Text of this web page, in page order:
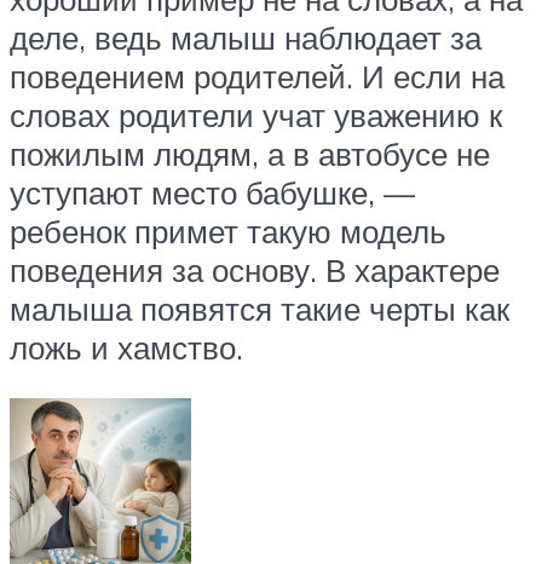
деле, ведь малыш наблюдает за
поведением родителей. И если на
словах родители учат уважению к
пожилым людям, а в автобусе не
уступают место бабушке, —
ребенок примет такую модель
поведения за основу. В характере
малыша появятся такие черты как
ложь и хамство.